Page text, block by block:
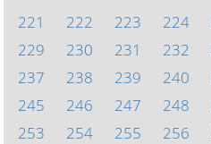
221
222 223 224
229
230 231 232
237
238 239 240
245
246 247 248
253
254 255 256